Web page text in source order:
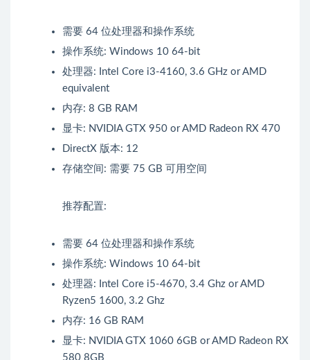
需要 64 位处理器和操作系统
操作系统: Windows 10 64-bit
处理器: Intel Core i3-4160, 3.6 GHz or AMD
equivalent
内存: 8 GB RAM
显卡: NVIDIA GTX 950 or AMD Radeon RX 470
DirectX 版本: 12
存储空间: 需要 75 GB 可用空间
推荐配置:
需要 64 位处理器和操作系统
操作系统: Windows 10 64-bit
处理器: Intel Core i5-4670, 3.4 Ghz or AMD
Ryzen5 1600, 3.2 Ghz
内存: 16 GB RAM
显卡: NVIDIA GTX 1060 6GB or AMD Radeon RX
580 8GB